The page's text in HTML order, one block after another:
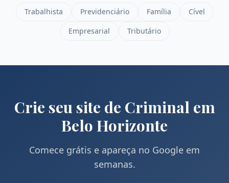
Trabalhista Previdenciário Família
Cível
Empresarial
Tributário
Crie seu site de Criminalem
Belo Horizonte
Comece grátis e apareça no Google em
semanas.